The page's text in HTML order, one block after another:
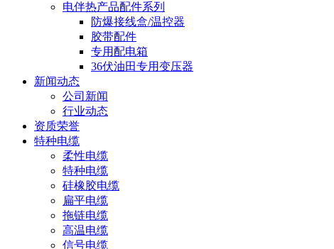
电伴热产品配件系列
防爆接线盒/温控器
胶带配件
专用配电箱
36伏油田专用变压器
新闻动态
公司新闻
行业动态
资质荣誉
特种电缆
柔性电缆
特种电缆
硅橡胶电缆
扁平电缆
拖链电缆
高温电缆
信号电缆